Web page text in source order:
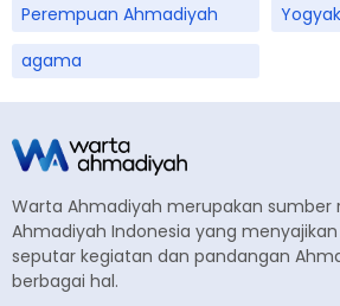
Perempuan Ahmadiyah
agama
Warta Ahmadiyah merupakan sumber
Ahmadiyah Indonesia yang
seputar kegiatan dan pandangan
berbagai hal.